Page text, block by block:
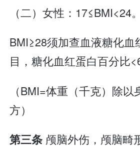
（二）女性：17≤BMI<24。
BMI≥28须加查血液糖化血
目，糖化血红蛋白百分比
（BMI=体重（千克）除
方）
第三条 颅脑外伤，颅脑畸